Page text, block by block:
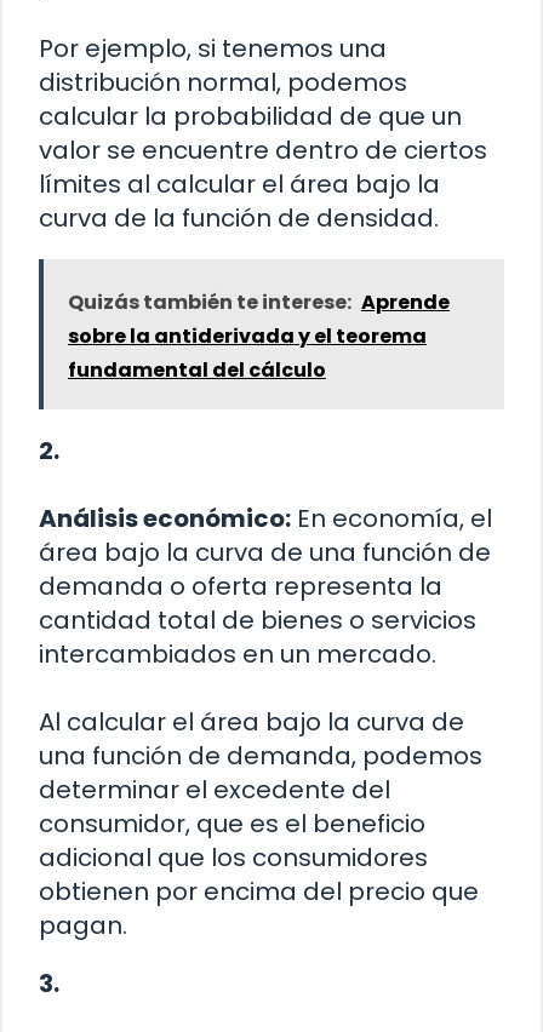
Por ejemplo, si tenemos una
distribución normal, podemos
calcular la probabilidad de que un
valor se encuentre dentro de ciertos
límites al calcular el área bajo la
curva de la función de densidad.
Quizás también te interese: Aprende
sobre la antiderivada y el teorema
fundamental del cálculo
2.
Análisis económico: En economía, el
área bajo la curva de una función de
demanda o oferta representa la
cantidad total de bienes o servicios
intercambiados en un mercado.
Al calcular el área bajo la curva de
una función de demanda, podemos
determinar el excedente del
consumidor, que es el beneficio
adicional que los consumidores
obtienen por encima del precio que
pagan.
3.